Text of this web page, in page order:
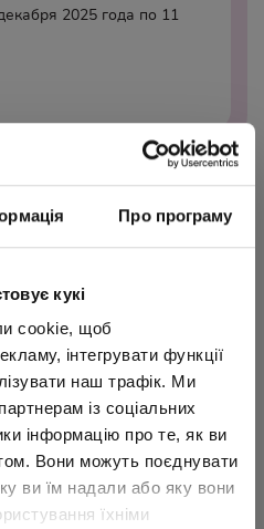
Про програму
кукі
cookie, щоб
інтегрувати функції
наш трафік. Ми
із соціальних
інформацію про те, як ви
Вони можуть поєднувати
ви їм надали або яку вони
їхніми
2025 года по 11
года
по 29 марта 2026 года